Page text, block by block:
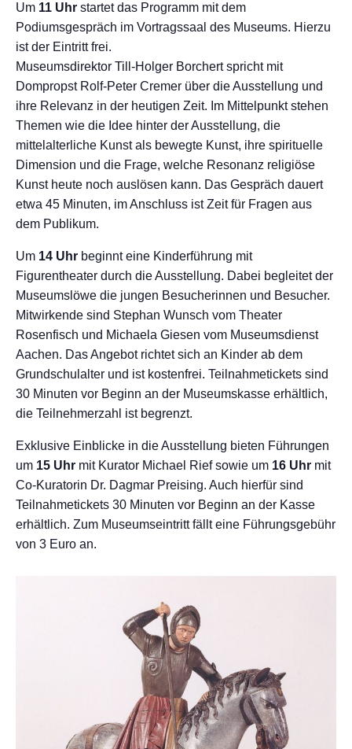
Um 11 Uhr startet das Programm mit dem
Podiumsgespräch im Vortragssaal des Museums. Hierzu
ist der Eintritt frei.
Museumsdirektor Till-Holger Borchert spricht mit
Dompropst Rolf-Peter Cremer über die Ausstellung und
ihre Relevanz in der heutigen Zeit. Im Mittelpunkt stehen
Themen wie die Idee hinter der Ausstellung, die
mittelalterliche Kunst als bewegte Kunst, ihre spirituelle
Dimension und die Frage, welche Resonanz religiöse
Kunst heute noch auslösen kann. Das Gespräch dauert
etwa 45 Minuten, im Anschluss ist Zeit für Fragen aus
dem Publikum.
Um 14 Uhr beginnt eine Kinderführung mit
Figurentheater durch die Ausstellung. Dabei begleitet der
Museumslöwe die jungen Besucherinnen und Besucher.
Mitwirkende sind Stephan Wunsch vom Theater
Rosenfisch und Michaela Giesen vom Museumsdienst
Aachen. Das Angebot richtet sich an Kinder ab dem
Grundschulalter und ist kostenfrei. Teilnahmetickets sind
30 Minuten vor Beginn an der Museumskasse erhältlich,
die Teilnehmerzahl ist begrenzt.
Exklusive Einblicke in die Ausstellung bieten Führungen
um 15 Uhr mit Kurator Michael Rief sowie um 16 Uhr mit
Co-Kuratorin Dr. Dagmar Preising. Auch hierfür sind
Teilnahmetickets 30 Minuten vor Beginn an der Kasse
erhältlich. Zum Museumseintritt fällt eine Führungsgebühr
von 3 Euro an.